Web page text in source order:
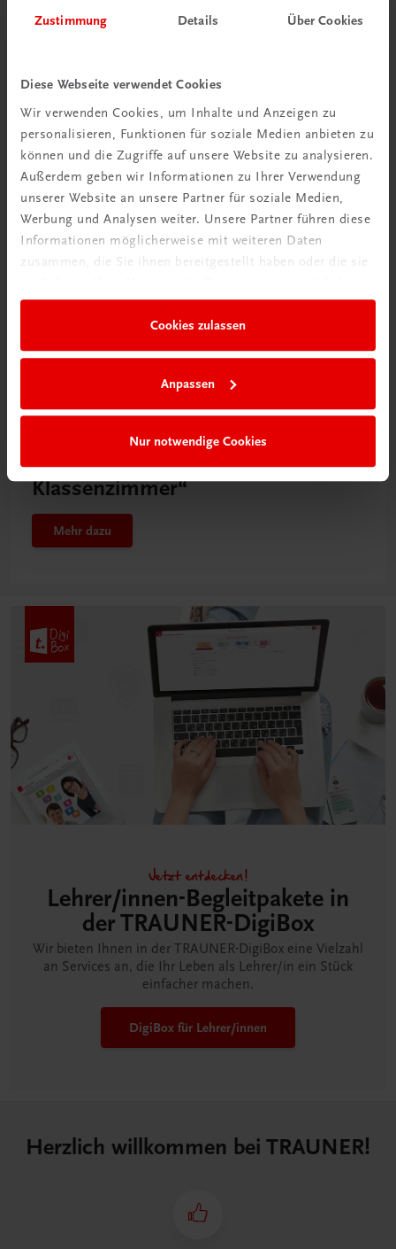
Zustimmung Details Über Cookies
Diese Webseite verwendet Cookies
Wir verwenden Cookies, um Inhalte und Anzeigen zu
personalisieren, Funktionen für soziale Medien anbieten zu
können und die Zugriffe auf unsere Website zu analysieren.
Außerdem geben wir Informationen zu Ihrer Verwendung
unserer Website an unsere Partner für soziale Medien,
Werbung und Analysen weiter. Unsere Partner führen diese
Informationen möglicherweise mit weiteren Daten
zusammen, die Sie ihnen bereitgestellt haben oder die sie
Cookies zulassen
Anpassen
Nur notwendige Cookies
Schon entdeckt?
Ratgeber Schulpraxis
Mehr dazu
Neu in der DigiBox
Das „Digitale
Klassenzimmer“
Mehr dazu
Jetzt entdecken!
Lehrer/innen-Begleitpakete in
der TRAUNER-DigiBox
Wir bieten Ihnen in der TRAUNER-DigiBox eine Vielzahl
an Services an, die Ihr Leben als Lehrer/in ein Stück
einfacher machen.
DigiBox für Lehrer/innen
Herzlich willkommen bei TRAUNER!